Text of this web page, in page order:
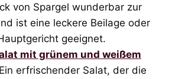
von Spargel wunderbar zur
ist eine leckere Beilage oder
geeignet.
mit grünem und weißem
erfrischender Salat, der die